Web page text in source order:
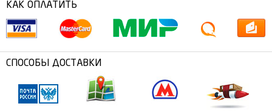
КАК ОПЛАТИТЬ
СПОСОБЫ ДОСТАВКИ